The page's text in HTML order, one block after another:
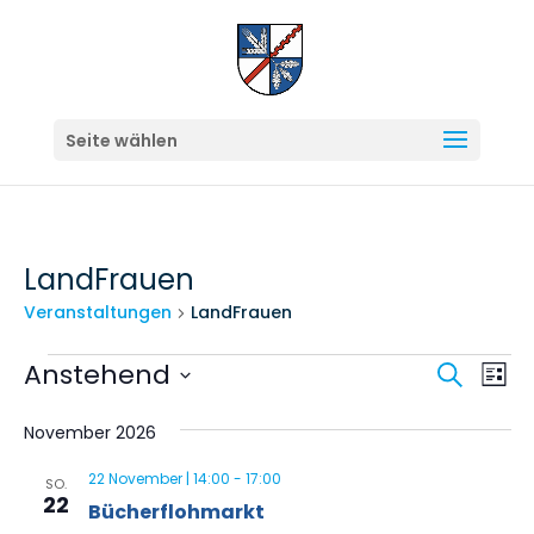
Seite wählen
LandFrauen
Veranstaltungen LandFrauen
Veranstaltungen SucheListe
Anstehend
November 2026
SO.
22 Bücherflohmarkt
22 November | 14:00 - 17:00